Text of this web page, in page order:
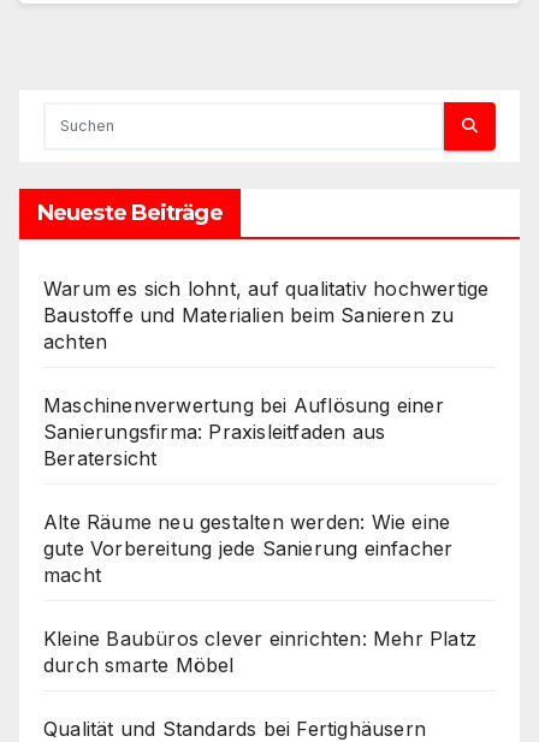
Neueste Beiträge
Warum es sich lohnt, auf qualitativ hochwertige
Baustoffe und Materialien beim Sanieren zu
achten
Maschinenverwertung bei Auflösung einer
Sanierungsfirma: Praxisleitfaden aus
Beratersicht
Alte Räume neu gestalten werden: Wie eine
gute Vorbereitung jede Sanierung einfacher
macht
Kleine Baubüros clever einrichten: Mehr Platz
durch smarte Möbel
Qualität und Standards bei Fertighäusern